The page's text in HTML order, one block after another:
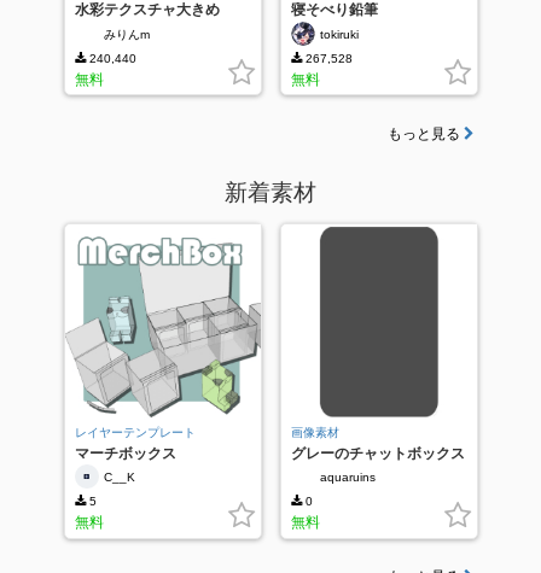
水彩テクスチャ大きめ
みりんm
240,440
無料
寝そべり鉛筆
tokiruki
267,528
無料
もっと見る
新着素材
レイヤーテンプレート
マーチボックス
C__K
5
無料
画像素材
グレーのチャットボックス
aquaruins
0
無料